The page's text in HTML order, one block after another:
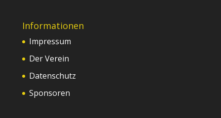
Informationen
Impressum
Der Verein
Datenschutz
Sponsoren